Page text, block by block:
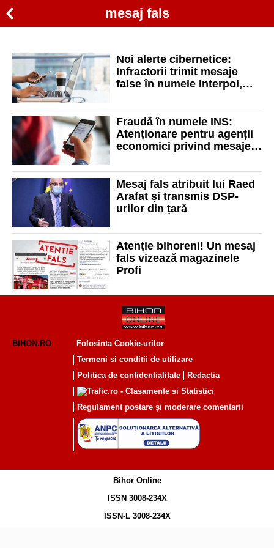
mesaj fals
Noi alerte cibernetice:
Infractorii trimit mesaje
false în numele Interpol,
sau ANAF
Fraudă în numele INS:
Atenționare pentru agenții
economici privind mesajele
Mesaj fals atribuit lui Raed
Arafat și transmis DSP-
urilor din țară
Atenție bihoreni! Un mesaj
fals vizează magazinele
Profi
BIHON.RO
Folosinta Cookie-urilor
Termeni si conditii de utilizare
Politica de confidentialitate
Redactia
Regulament postare și moderare comentarii
Bihor Online
ISSN 3008-234X
ISSN-L 3008-234X